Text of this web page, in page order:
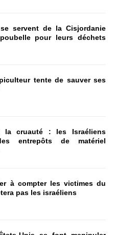
servent de la Cisjordanie
pour leurs déchets
tente de sauver ses
la cruauté : les Israéliens
entrepôts de matériel
à compter les victimes du
pas les israéliens